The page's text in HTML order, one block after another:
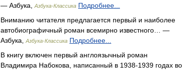
— Азбука,
Азбука-Классика Подробнее...
Вниманию читателя предлагается первый и наиболее
автобиографичный роман всемирно известного… —
Азбука,
Азбука-Классика Подробнее...
В книгу включен первый англоязычный роман
Владимира Набокова, написанный в 1938-1939 годах во